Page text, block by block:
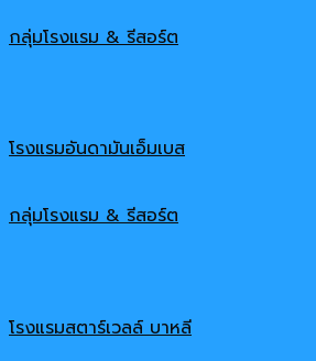
กลุ่มโรงแรม & รีสอร์ต
โรงแรมอันดามันเอ็มเบส
กลุ่มโรงแรม & รีสอร์ต
โรงแรมสตาร์เวลล์ บาหลี